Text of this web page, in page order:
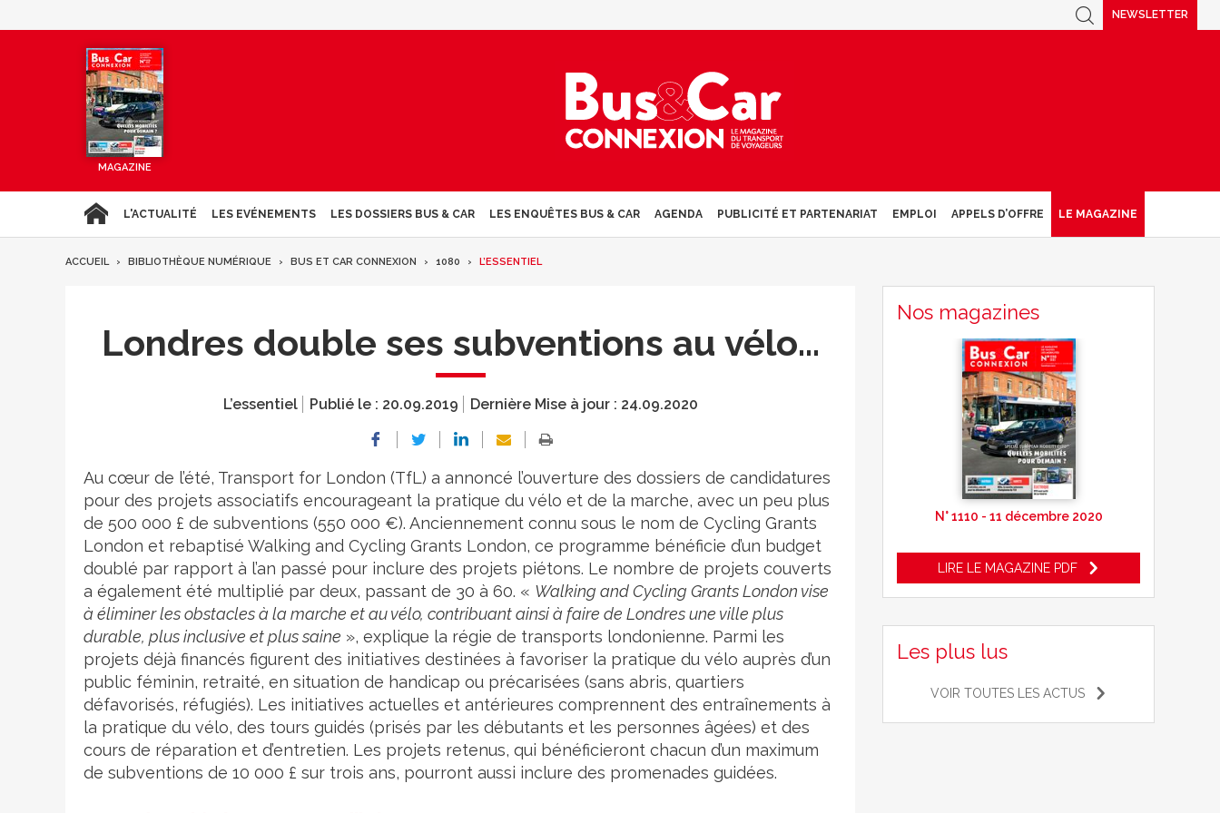
NEWSLETTER
MAGAZINE
L'ACTUALITÉ LES EVÉNEMENTS LES DOSSIERS BUS & CAR LES ENQUÊTES BUS & CAR AGENDA PUBLICITÉ ET PARTENARIAT EMPLOI APPELS D’OFFRE LE MAGAZINE
ACCUEIL BIBLIOTHÈQUE NUMÉRIQUE BUS ET CAR CONNEXION 1080 L’ESSENTIEL
Londres double ses subventions au vélo…
L’essentiel Publié le : 20.09.2019 Dernière Mise à jour : 24.09.2020
Au cœur de l’été, Transport for London (TfL) a annoncé l’ouverture des dossiers de candidatures
pour des projets associatifs encourageant la pratique du vélo et de la marche, avec un peu plus
de 500 000 £ de subventions (550 000 €). Anciennement connu sous le nom de Cycling Grants
London et rebaptisé Walking and Cycling Grants London, ce programme bénéficie d’un budget
doublé par rapport à l’an passé pour inclure des projets piétons. Le nombre de projets couverts
a également été multiplié par deux, passant de 30 à 60. « Walking and Cycling Grants London vise
à éliminer les obstacles à la marche et au vélo, contribuant ainsi à faire de Londres une ville plus
durable, plus inclusive et plus saine », explique la régie de transports londonienne. Parmi les
projets déjà financés figurent des initiatives destinées à favoriser la pratique du vélo auprès d’un
public féminin, retraité, en situation de handicap ou précarisées (sans abris, quartiers
défavorisés, réfugiés). Les initiatives actuelles et antérieures comprennent des entraînements à
la pratique du vélo, des tours guidés (prisés par les débutants et les personnes âgées) et des
cours de réparation et d’entretien. Les projets retenus, qui bénéficieront chacun d’un maximum
de subventions de 10 000 £ sur trois ans, pourront aussi inclure des promenades guidées.
Nos magazines
N° 1110 - 11 décembre 2020
LIRE LE MAGAZINE PDF
Les plus lus
VOIR TOUTES LES ACTUS